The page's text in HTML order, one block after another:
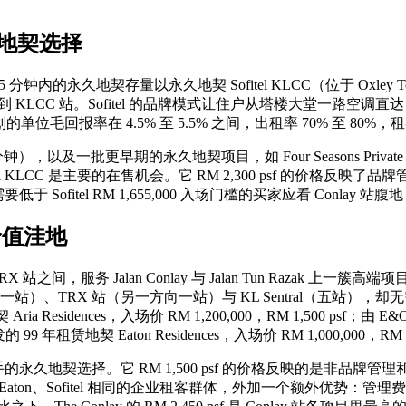
契选择
钟内的永久地契存量以永久地契 Sofitel KLCC（位于 Oxley
KLCC 站。Sofitel 的品牌模式让住户从塔楼大堂一路空调直
单位毛回报率在 4.5% 至 5.5% 之间，出租率 70% 至 80%
），以及一批更早期的永久地契项目，如 Four Seasons
是主要的在售机会。它 RM 2,300 psf 的价格反映了品
于 Sofitel RM 1,655,000 入场门槛的买家应看 Conlay 站腹
洼地
站之间，服务 Jalan Conlay 与 Jalan Tun Razak 上一簇高端
站）、TRX 站（另一方向一站）与 KL Sentral（五站），却
Residences，入场价 RM 1,200,000，RM 1,500 psf；由
99 年租赁地契 Eaton Residences，入场价 RM 1,000,000，RM
永久地契选择。它 RM 1,500 psf 的价格反映的是非品牌管
、Sofitel 相同的企业租客群体，外加一个额外优势：管